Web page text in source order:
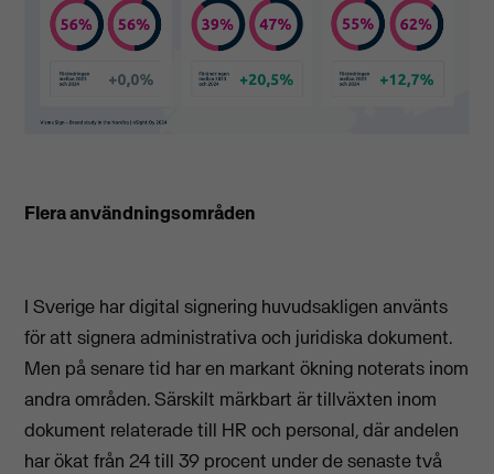
Flera användningsområden
I Sverige har digital signering huvudsakligen använts
för att signera administrativa och juridiska dokument.
Men på senare tid har en markant ökning noterats inom
andra områden. Särskilt märkbart är tillväxten inom
dokument relaterade till HR och personal, där andelen
har ökat från 24 till 39 procent under de senaste två